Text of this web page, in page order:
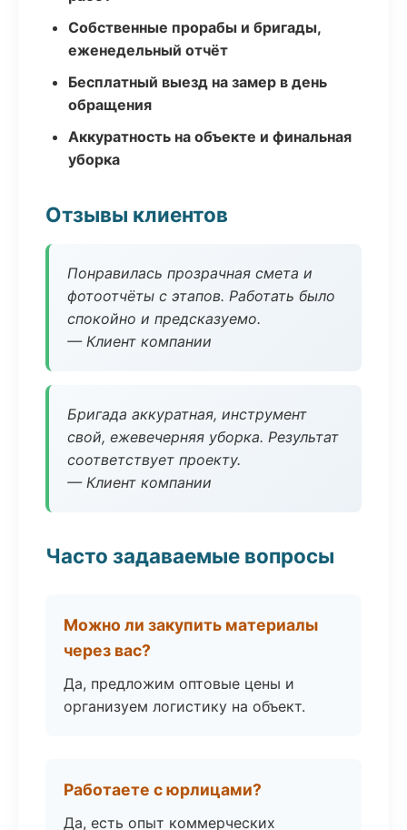
Собственные прорабы и бригады,
еженедельный отчёт
Бесплатный выезд на замер в день
обращения
Аккуратность на объекте и финальная
уборка
Отзывы клиентов
Понравилась прозрачная смета и
фотоотчёты с этапов. Работать было
спокойно и предсказуемо.
— Клиент компании
Бригада аккуратная, инструмент
свой, ежевечерняя уборка. Результат
соответствует проекту.
— Клиент компании
Часто задаваемые вопросы
Можно ли закупить материалы
через вас?
Да, предложим оптовые цены и
организуем логистику на объект.
Работаете с юрлицами?
Да, есть опыт коммерческих